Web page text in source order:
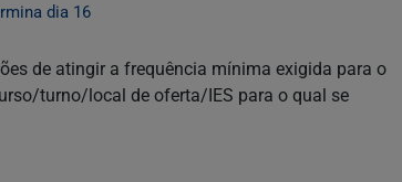
dia 16
de atingir a frequência mínima exigida para o
turno/local de oferta/IES para o qual se